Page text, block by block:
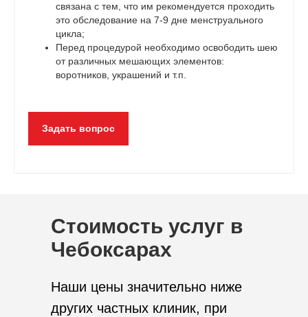
связана с тем, что им рекомендуется проходить
это обследование на 7-9 дне менструального
цикла;
Перед процедурой необходимо освободить шею
от различных мешающих элементов:
воротников, украшений и т.п.
Задать вопрос
Стоимость услуг в
Чебоксарах
Наши цены значительно ниже
других частных клиник, при